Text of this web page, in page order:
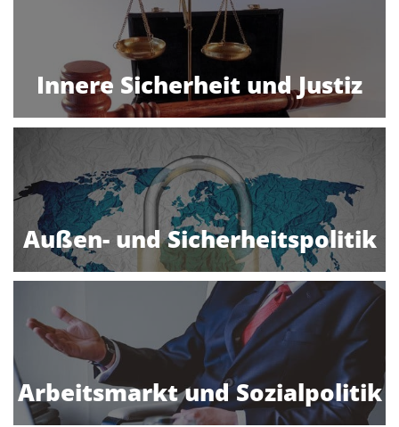
Innere Sicherheit und Justiz
Außen- und Sicherheitspolitik
Arbeitsmarkt und Sozialpolitik